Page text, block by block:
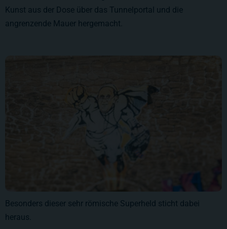
Kunst aus der Dose über das Tunnelportal und die
angrenzende Mauer hergemacht.
Besonders dieser sehr römische Superheld sticht dabei
heraus.